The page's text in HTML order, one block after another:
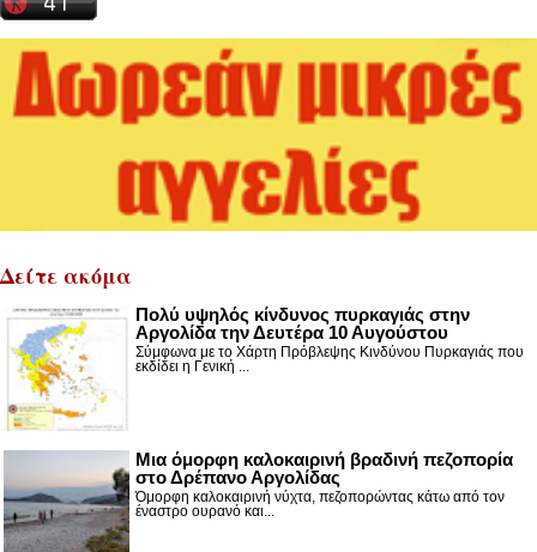
Δείτε ακόμα
Πολύ υψηλός κίνδυνος πυρκαγιάς στην
Αργολίδα την Δευτέρα 10 Αυγούστου
Σύμφωνα με το Χάρτη Πρόβλεψης Κινδύνου Πυρκαγιάς που
εκδίδει η Γενική ...
Μια όμορφη καλοκαιρινή βραδινή πεζοπορία
στο Δρέπανο Αργολίδας
Όμορφη καλοκαιρινή νύχτα, πεζοπορώντας κάτω από τον
έναστρο ουρανό και...